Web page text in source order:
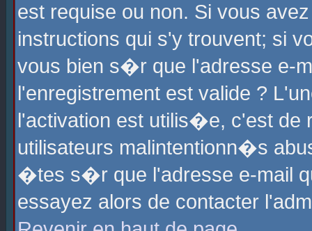
est requise ou non. Si vous
instructions qui s'y trouvent; si
vous bien s�r que l'adresse e-
l'enregistrement est valide ?
l'activation est utilis�e, c'est
utilisateurs malintentionn�s
�tes s�r que l'adresse e-mail
essayez alors de contacter